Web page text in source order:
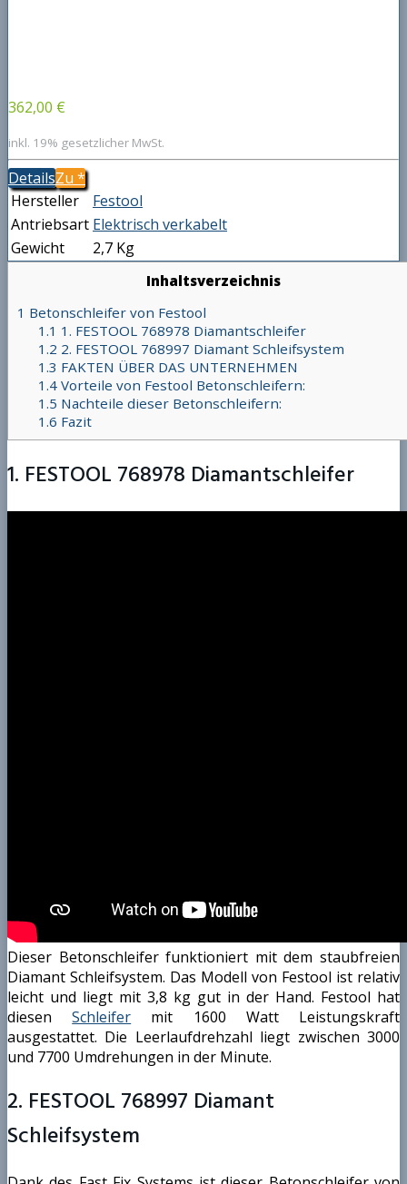
362,00 €
inkl. 19% gesetzlicher MwSt.
DetailsZu *
Hersteller
Festool
Antriebsart Elektrisch verkabelt
Gewicht
2,7 Kg
Inhaltsverzeichnis
1 Betonschleifer von Festool
1.1 1. FESTOOL 768978 Diamantschleifer
1.2 2. FESTOOL 768997 Diamant Schleifsystem
1.3 FAKTEN ÜBER DAS UNTERNEHMEN
1.4Vorteile von Festool Betonschleifern:
1.5 Nachteile dieser Betonschleifern:
1.6 Fazit
1. FESTOOL 768978 Diamantschleifer
Dieser Betonschleifer funktioniert mit dem staubfreien
Diamant Schleifsystem. Das Modell von Festool ist relativ
leicht und liegt mit 3,8 kg gut in der Hand. Festool hat
diesenSchleifer mit 1600 Watt Leistungskraft
ausgestattet. Die Leerlaufdrehzahl liegt zwischen 3000
und 7700 Umdrehungen in der Minute.
2. FESTOOL 768997 Diamant
Schleifsystem